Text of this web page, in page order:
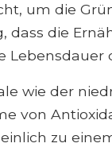
um die
dass die
Lebensdauer
wie der
von
zu